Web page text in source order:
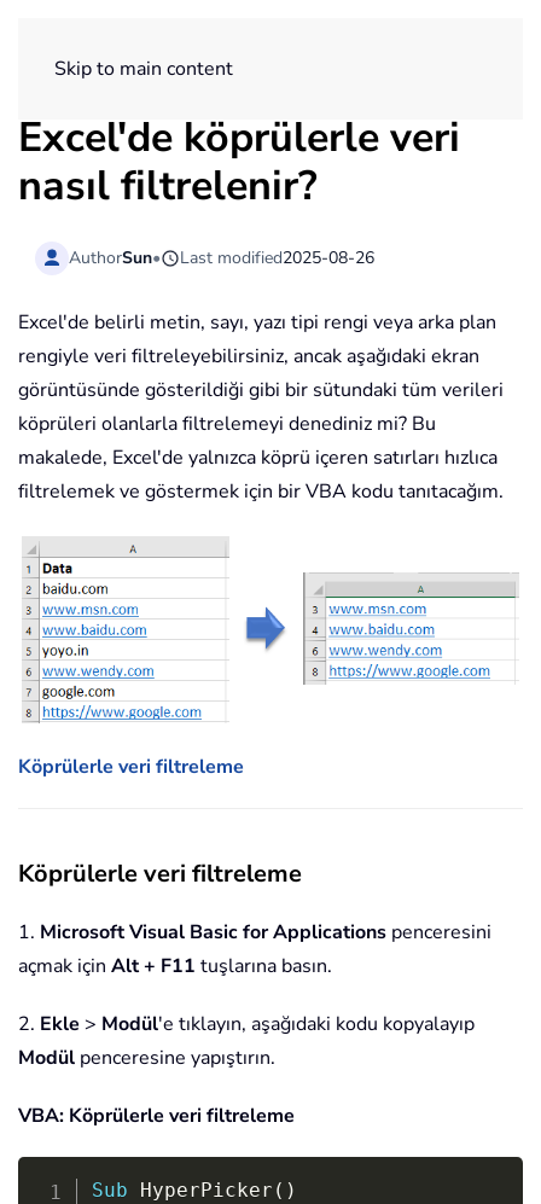
Skip to main content
Excel'de köprülerle veri
nasıl filtrelenir?
AuthorSun• Last modified2025-08-26
Excel'de belirli metin, sayı, yazı tipi rengi veya arka plan
rengiyle veri filtreleyebilirsiniz, ancak aşağıdaki ekran
görüntüsünde gösterildiği gibi bir sütundaki tüm verileri
köprüleri olanlarla filtrelemeyi denediniz mi? Bu
makalede, Excel'de yalnızca köprü içeren satırları hızlıca
filtrelemek ve göstermek için bir VBA kodu tanıtacağım.
Köprülerle veri filtreleme
Köprülerle veri filtreleme
1. Microsoft Visual Basic for Applications penceresini
açmak için Alt + F11 tuşlarına basın.
2. Ekle > Modül'e tıklayın, aşağıdaki kodu kopyalayıp
Modül penceresine yapıştırın.
VBA: Köprülerle veri filtreleme
Sub HyperPicker ( )